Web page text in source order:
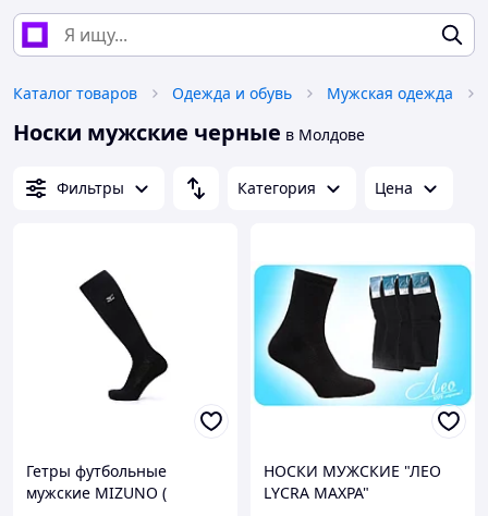
Каталог товаров Одежда и обувь Мужская одежда
Носки мужские черные в Молдове
Фильтры Категория Цена
Гетры футбольные
мужские MIZUNO (
НОСКИ МУЖСКИЕ "ЛЕО
LYCRA МАХРА"